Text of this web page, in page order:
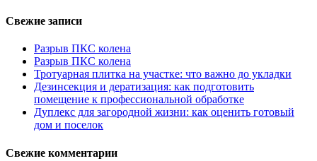
Свежие записи
Разрыв ПКС колена
Разрыв ПКС колена
Тротуарная плитка на участке: что важно до укладки
Дезинсекция и дератизация: как подготовить
помещение к профессиональной обработке
Дуплекс для загородной жизни: как оценить готовый
дом и поселок
Свежие комментарии